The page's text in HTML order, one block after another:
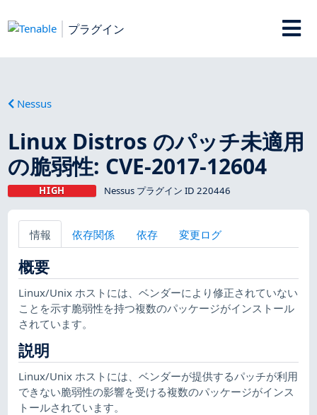
プラグイン
Nessus
Linux Distros のパッチ未適用
の脆弱性: CVE-2017-12604
HIGH Nessus プラグイン ID 220446
情報 依存関係 依存 変更ログ
概要
Linux/Unix ホストには、ベンダーにより修正されていない
ことを示す脆弱性を持つ複数のパッケージがインストール
されています。
説明
Linux/Unix ホストには、ベンダーが提供するパッチが利用
できない脆弱性の影響を受ける複数のパッケージがインス
トールされています。